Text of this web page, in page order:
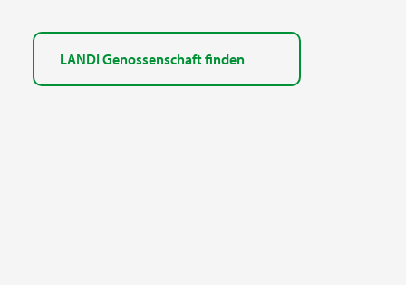
LANDI Genossenschaft finden